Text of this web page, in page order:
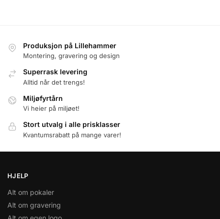
Produksjon på Lillehammer
Montering, gravering og design
Superrask levering
Alltid når det trengs!
Miljøfyrtårn
Vi heier på miljøet!
Stort utvalg i alle prisklasser
Kvantumsrabatt på mange varer!
HJELP
Alt om pokaler
Alt om gravering